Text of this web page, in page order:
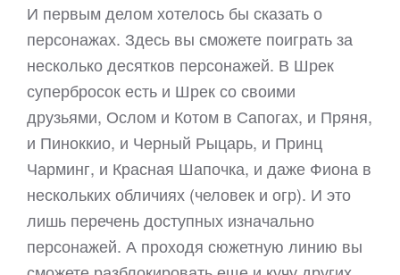
И первым делом хотелось бы сказать о
персонажах. Здесь вы сможете поиграть за
несколько десятков персонажей. В Шрек
супербросок есть и Шрек со своими
друзьями, Ослом и Котом в Сапогах, и Пряня,
и Пиноккио, и Черный Рыцарь, и Принц
Чарминг, и Красная Шапочка, и даже Фиона в
нескольких обличиях (человек и огр). И это
лишь перечень доступных изначально
персонажей. А проходя сюжетную линию вы